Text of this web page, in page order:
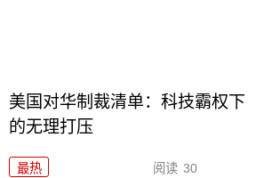
美国对华制裁清单：科技霸权下
的无理打压
最热 阅读 30